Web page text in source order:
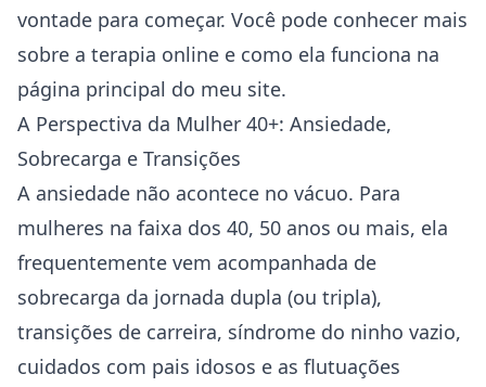
vontade para começar. Você pode conhecer mais
sobre a terapia online e como ela funciona na
página principal do meu site.
A Perspectiva da Mulher 40+: Ansiedade,
Sobrecarga e Transições
A ansiedade não acontece no vácuo. Para
mulheres na faixa dos 40, 50 anos ou mais, ela
frequentemente vem acompanhada de
sobrecarga da jornada dupla (ou tripla),
transições de carreira, síndrome do ninho vazio,
cuidados com pais idosos e as flutuações